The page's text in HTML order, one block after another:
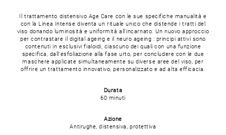
Il trattamento distensivo Age Care con le sue specifiche manualità e
con la Linea Intense diventa un rituale unico che distende i tratti del
viso donando luminosità e uniformità all’incarnato. Un nuovo approccio
per contrastare il digital ageing e il neuro ageing : principi attivi sono
contenuti in esclusivi fialoidi, ciascuno dei quali con una funzione
specifica, dall’esfoliazione alla fase urto, per concludere con le due
maschere applicate simultaneamente su diverse aree del viso, per
offrire un trattamento innovativo, personalizzato e ad alta efficacia.
Durata
60 minuti
Azione
Antirughe, distensiva, protettiva